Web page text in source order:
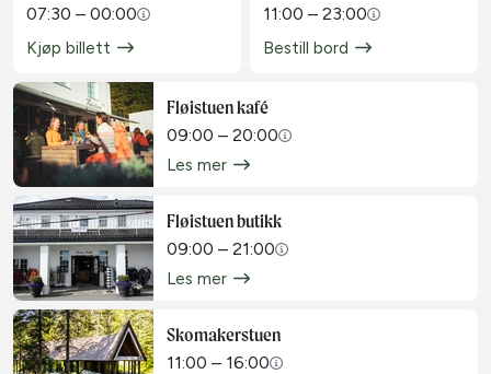
07:30 – 00:00
Kjøp billett
11:00 – 23:00
Bestill bord
Fløistuen kafé
09:00 – 20:00
Les mer
Fløistuen butikk
09:00 – 21:00
Les mer
Skomakerstuen
11:00 – 16:00